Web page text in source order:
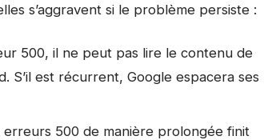
s’aggravent si le problème persiste :
500, il ne peut pas lire le contenu de
S’il est récurrent, Google espacera ses
500 de manière prolongée finit